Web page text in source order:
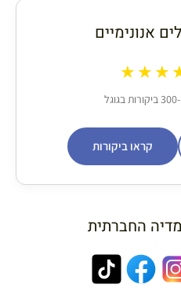
אנונימיים
קראו ביקורות
החברתית